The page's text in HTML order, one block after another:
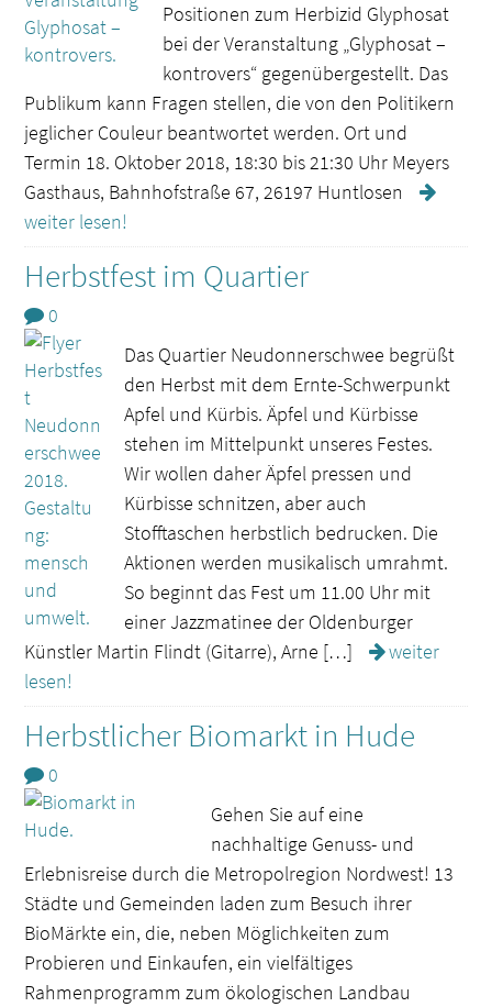
Positionen zum Herbizid Glyphosat
bei der Veranstaltung „Glyphosat –
kontrovers“ gegenübergestellt. Das
Publikum kann Fragen stellen, die von den Politikern
jeglicher Couleur beantwortet werden. Ort und
Termin 18. Oktober 2018, 18:30 bis 21:30 Uhr Meyers
Gasthaus, Bahnhofstraße 67, 26197 Huntlosen
weiter lesen!
Herbstfest im Quartier
0
Das Quartier Neudonnerschwee begrüßt
den Herbst mit dem Ernte-Schwerpunkt
Apfel und Kürbis. Äpfel und Kürbisse
stehen im Mittelpunkt unseres Festes.
Wir wollen daher Äpfel pressen und
Kürbisse schnitzen, aber auch
Stofftaschen herbstlich bedrucken. Die
Aktionen werden musikalisch umrahmt.
So beginnt das Fest um 11.00 Uhr mit
einer Jazzmatinee der Oldenburger
Künstler Martin Flindt (Gitarre), Arne […]
weiter
lesen!
Herbstlicher Biomarkt in Hude
0
Gehen Sie auf eine
nachhaltige Genuss- und
Erlebnisreise durch die Metropolregion Nordwest! 13
Städte und Gemeinden laden zum Besuch ihrer
BioMärkte ein, die, neben Möglichkeiten zum
Probieren und Einkaufen, ein vielfältiges
Rahmenprogramm zum ökologischen Landbau